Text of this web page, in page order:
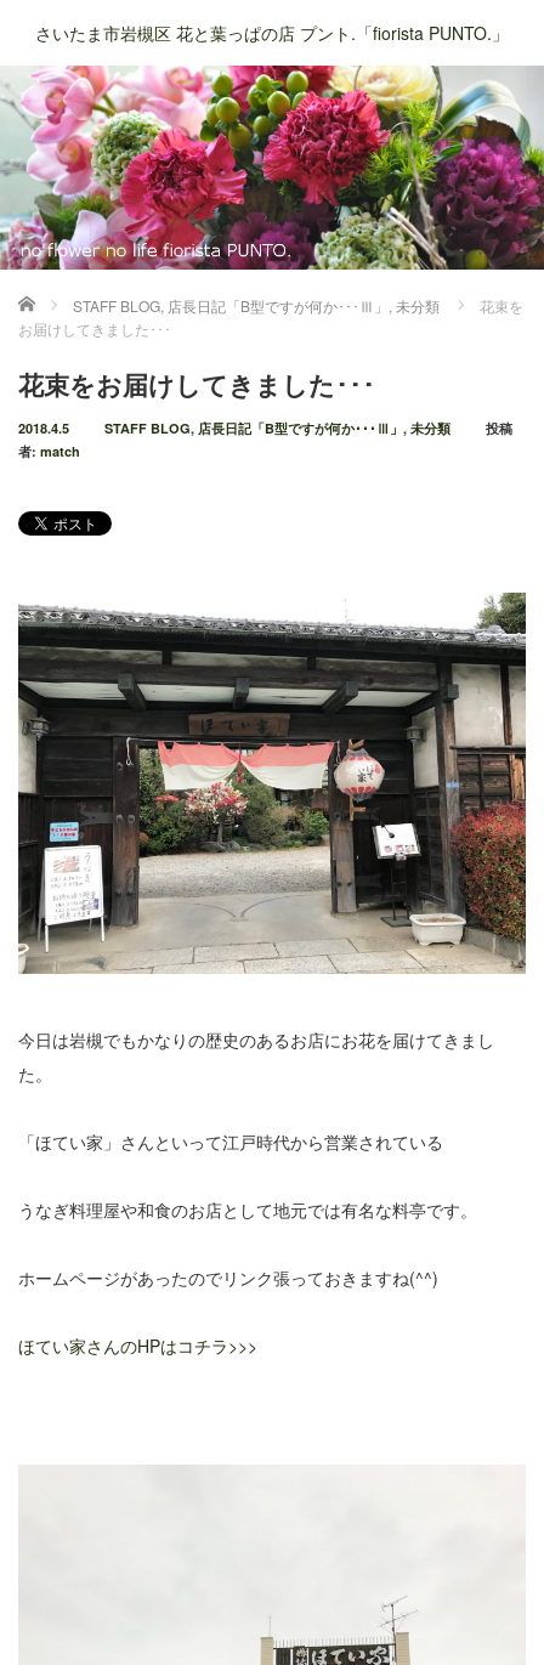
さいたま市岩槻区 花と葉っぱの店 プント.「fiorista PUNTO.」
ホーム STAFF BLOG, 店長日記「B型ですが何か･･･Ⅲ」 , 未分類
花束を
お届けしてきました･･･
花束をお届けしてきました･･･
2018.4.5 STAFF BLOG, 店長日記「B型ですが何か･･･Ⅲ」 , 未分類
投稿
者: match
今日は岩槻でもかなりの歴史のあるお店にお花を届けてきまし
た。
「ほてい家」さんといって江戸時代から営業されている
うなぎ料理屋や和食のお店として地元では有名な料亭です。
ホームページがあったのでリンク張っておきますね(^^)
ほてい家さんのHPはコチラ>>>